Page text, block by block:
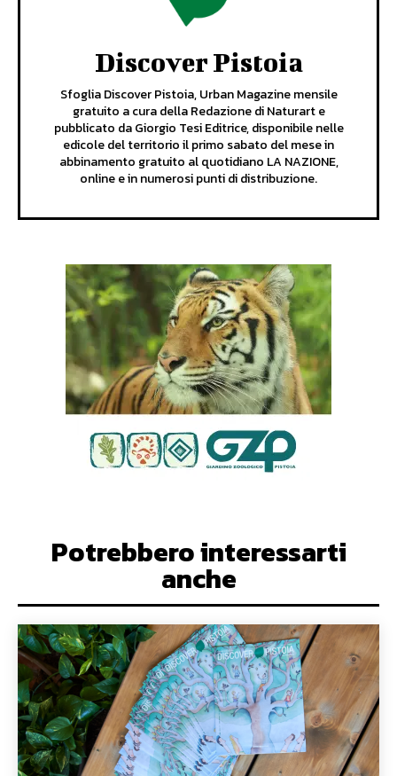
Discover Pistoia
Sfoglia Discover Pistoia, Urban Magazine mensile
gratuito a cura della Redazione di Naturart e
pubblicato da Giorgio Tesi Editrice, disponibile nelle
edicole del territorio il primo sabato del mese in
abbinamento gratuito al quotidiano LA NAZIONE,
online e in numerosi punti di distribuzione.
Potrebbero interessarti
anche